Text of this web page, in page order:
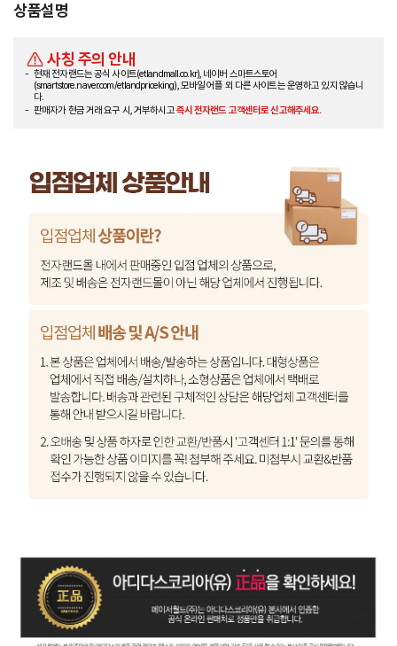
상품설명
사칭 주의 안내
현재 전자랜드는 공식 사이트(etlandmall.co.kr), 네이버 스마트스토어
(smartstore.naver.com/etlandpriceking), 모바일 어플 외 다른 사이트는 운영하고 있지 않습니
다.
판매자가 현금 거래 요구 시, 거부하시고즉시 전자랜드 고객센터로 신고해주세요.